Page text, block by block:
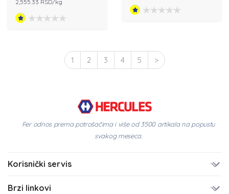
2,555.33 RSD/kg
1 2 3 4 5 >
Fer odnos prema potrošačima i više od 3500 artikala na popustu
svakog meseca.
Korisnički servis
Brzi linkovi